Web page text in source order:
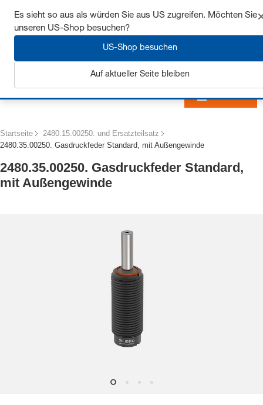
Sichern Sie sich bis zu 7% Rabatt - hier klicken um
mehr zu erfahren
Startseite
2480.15.00250. und Ersatzteilsatz
2480.35.00250. Gasdruckfeder Standard, mit Außengewinde
2480.35.00250. Gasdruckfeder Standard,
mit Außengewinde
Es sieht so aus als würden Sie aus US zugreifen. Möchten Sie
unseren US-Shop besuchen?
US-Shop besuchen
Auf aktueller Seite bleiben